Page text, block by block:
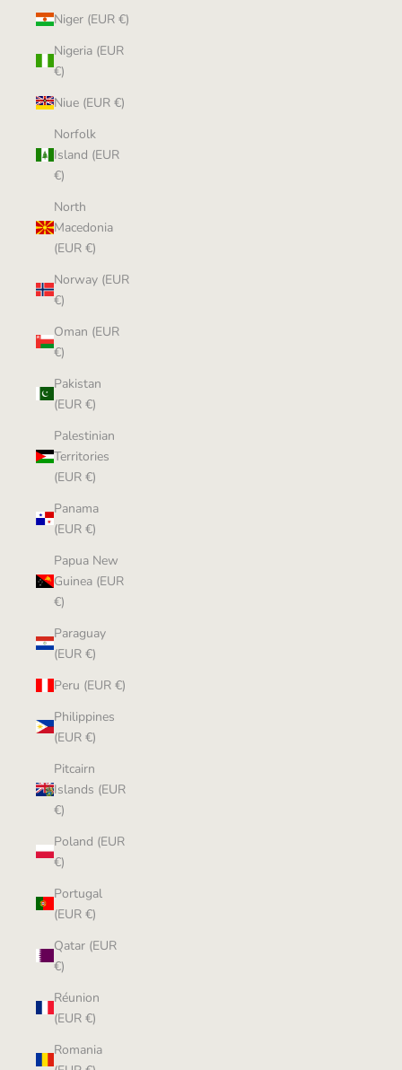
Niger (EUR €)
Nigeria (EUR
€)
Niue (EUR €)
Norfolk
Island (EUR
€)
North
Macedonia
(EUR €)
Norway (EUR
€)
Oman (EUR
€)
Pakistan
(EUR €)
Palestinian
Territories
(EUR €)
Panama
(EUR €)
Papua New
Guinea (EUR
€)
Paraguay
(EUR €)
Peru (EUR €)
Philippines
(EUR €)
Pitcairn
Islands (EUR
€)
Poland (EUR
€)
Portugal
(EUR €)
Qatar (EUR
€)
Réunion
(EUR €)
Romania